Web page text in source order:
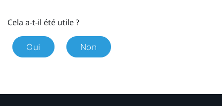
Cela a-t-il été utile ?
Oui Non